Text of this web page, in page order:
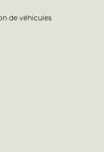
de véhicules